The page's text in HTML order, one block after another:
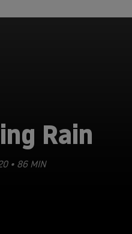
Rain
• 86 MIN